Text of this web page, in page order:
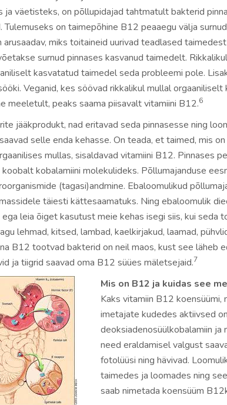
ja väetisteks, on põllupidajad tahtmatult bakterid
Tulemuseks on taimepõhine B12 peaaegu välja
arusaadav, miks toitaineid uurivad teadlased
surnud pinnases kasvanud taimedelt.
kasvatatud taimedel seda probleemi pole.
Veganid, kes söövad rikkalikul mullal
meeletult, peaks saama piisavalt vitamiini B12.6
jääkprodukt, nad eritavad seda pinnasesse ning
selle enda kehasse. On teada, et taimed, mis
mullas, sisaldavad vitamiini B12. Pinnases
kobalamiini molekulideks. Põllumajanduse
(tagasi)andmine. Ebaloomulikud
täiesti kättesaamatuks. Ning ebaloomulik
leia õiget kasutust meie kehas isegi siis, kui seda
lehmad, kitsed, lambad, kaelkirjakud, laamad,
B12 tootvad bakterid on neil maos, kust see läheb
ja tiigrid saavad oma B12 süües mäletsejaid.7
Mis on B12 ja kuidas see
Kaks vitamiin B12
imetajate kudedes aktiivsed
deoksiadenosüülkobalamiin ja
need eraldamisel valgust
fotolüüsi ning hävivad.
taimedes ja loomades ning
saab nimetada koensüüm